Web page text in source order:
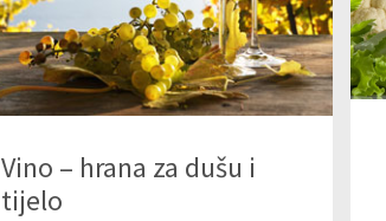
Vino – hrana za dušu i
tijelo